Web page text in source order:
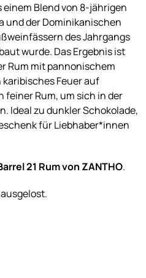
Blend von 8-jährigen
und der Dominikanischen
des Jahrgangs
wurde. Das Ergebnis ist
Rum mit pannonischem
Feuer auf
feiner Rum, um sich in der
Ideal zu dunkler Schokolade,
für Liebhaber*innen
21 Rum von ZANTHO.